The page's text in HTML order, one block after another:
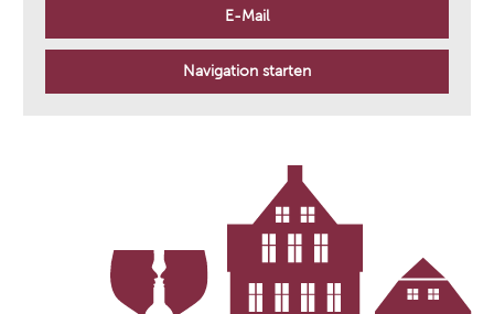
E-Mail
Navigation starten